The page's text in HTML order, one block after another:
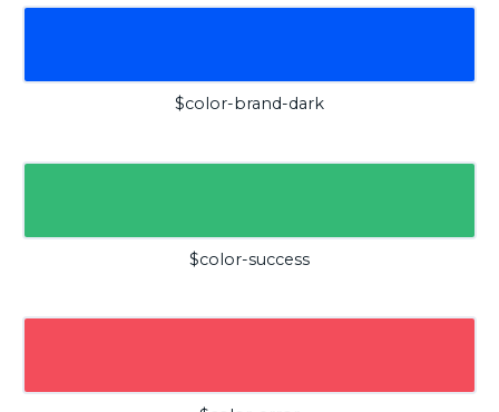
$color-brand-dark
$color-success